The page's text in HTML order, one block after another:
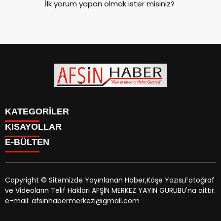
İlk yorum yapan olmak ister misiniz?
KATEGORİLER
SİYASET
EĞİTİM
MAGAZİN
MANŞETLER
ÖZEL HABER
KISAYOLLAR
SİYASET
EĞİTİM
KÜLTÜR SANAT
MAGAZİN
MANŞETLER
E-BÜLTEN
afsinhaber.com e-bültenine abone olarak, tarafınıza haber,
duyuru ve kampanya içerikli e-postaların gönderilmesini
Copyright © Sitemizde Yayınlanan Haber,Köşe Yazısı,Fotoğraf
ve Videoların Telif Hakları AFŞİN MERKEZ YAYIN GURUBU'na aittir.
e-mail: afsinhabermerkezi@gmail.com